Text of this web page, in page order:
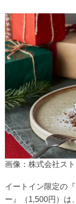
画像：株式会社ス
イートイン限定の
ー』（1,500円）は